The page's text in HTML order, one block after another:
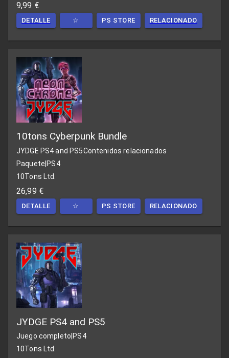
9,99 €
DETALLE ☆ PS STORE RELACIONADO
10tons Cyberpunk Bundle
JYDGE PS4 and PS5Contenidos relacionados
Paquete PS4
10Tons Ltd.
26,99 €
DETALLE ☆ PS STORE RELACIONADO
JYDGE PS4 and PS5
Juego completo PS4
10Tons Ltd.